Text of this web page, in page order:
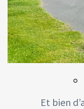
Et bien